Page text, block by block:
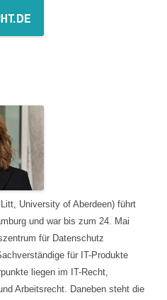
University of Aberdeen) führt
und war bis zum 24. Mai
für Datenschutz
für IT-Produkte
liegen im IT-Recht,
Arbeitsrecht. Daneben steht die